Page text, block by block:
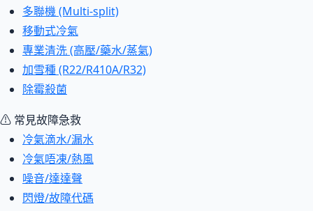
多聯機 (Multi-split)
移動式冷氣
專業清洗 (高壓/藥水/蒸氣)
加雪種 (R22/R410A/R32)
除霉殺菌
⚠ 常見故障急救
冷氣滴水/漏水
冷氣唔凍/熱風
噪音/達達聲
閃燈/故障代碼